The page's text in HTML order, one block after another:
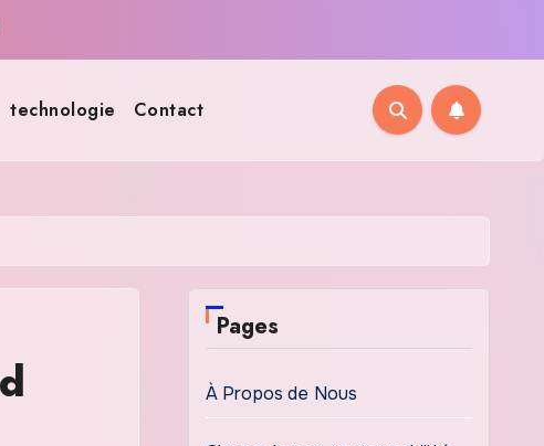
technologie Contact
Pages
À Propos de Nous